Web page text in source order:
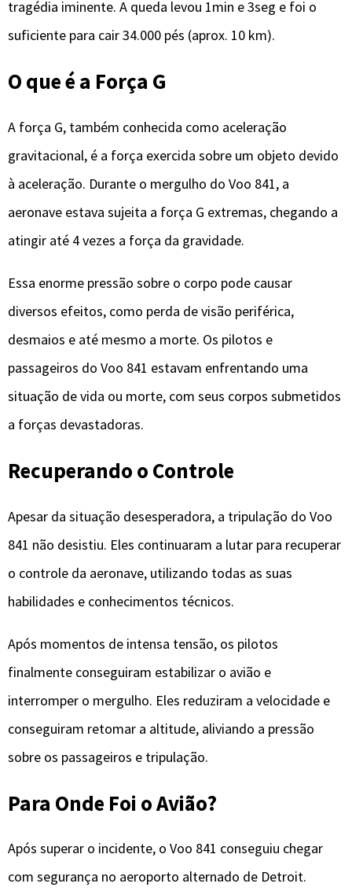
tragédia iminente. A queda levou 1min e 3seg e foi o
suficiente para cair 34.000 pés (aprox. 10 km).
O que é a Força G
A força G, também conhecida como aceleração
gravitacional, é a força exercida sobre um objeto devido
à aceleração. Durante o mergulho do Voo 841, a
aeronave estava sujeita a força G extremas, chegando a
atingir até 4 vezes a força da gravidade.
Essa enorme pressão sobre o corpo pode causar
diversos efeitos, como perda de visão periférica,
desmaios e até mesmo a morte. Os pilotos e
passageiros do Voo 841 estavam enfrentando uma
situação de vida ou morte, com seus corpos submetidos
a forças devastadoras.
Recuperando o Controle
Apesar da situação desesperadora, a tripulação do Voo
841 não desistiu. Eles continuaram a lutar para recuperar
o controle da aeronave, utilizando todas as suas
habilidades e conhecimentos técnicos.
Após momentos de intensa tensão, os pilotos
finalmente conseguiram estabilizar o avião e
interromper o mergulho. Eles reduziram a velocidade e
conseguiram retomar a altitude, aliviando a pressão
sobre os passageiros e tripulação.
Para Onde Foi o Avião?
Após superar o incidente, o Voo 841 conseguiu chegar
com segurança no aeroporto alternado de Detroit.